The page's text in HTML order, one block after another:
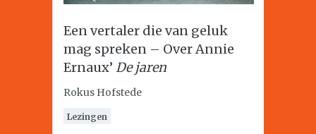
Een vertaler die van geluk
mag spreken – Over Annie
Ernaux’ De jaren
Rokus Hofstede
Lezingen